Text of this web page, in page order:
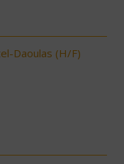
Daoulas (H/F)